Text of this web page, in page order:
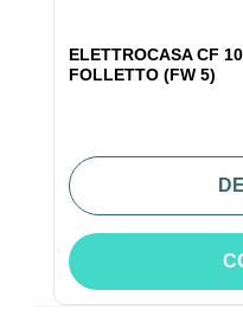
ELETTROCASA CF
FOLLETTO (FW 5)